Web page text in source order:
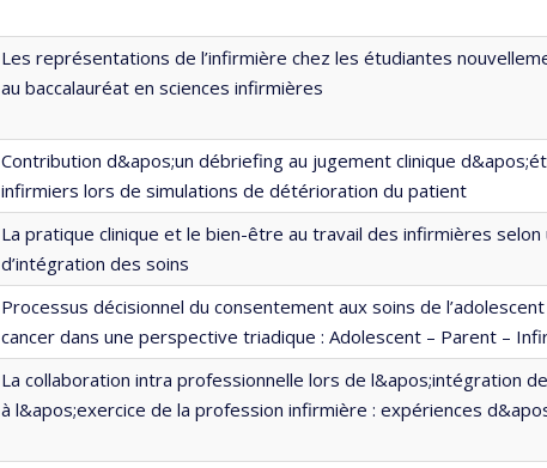
Les représentations de l’infirmière chez les étudiantes
au baccalauréat en sciences infirmières
Contribution d&apos;un débriefing au jugement clinique
infirmiers lors de simulations de détérioration du patient
La pratique clinique et le bien-être au travail des infirmières selon
d’intégration des soins
Processus décisionnel du consentement aux soins de
cancer dans une perspective triadique : Adolescent – Parent –
La collaboration intra professionnelle lors de l&apos;intégration
à l&apos;exercice de la profession infirmière : expériences